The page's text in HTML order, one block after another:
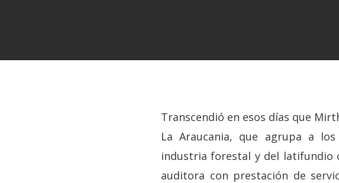
Transcendió en esos días que
La Araucania, que agrupa a
industria forestal y del latifundio
auditora con prestación de